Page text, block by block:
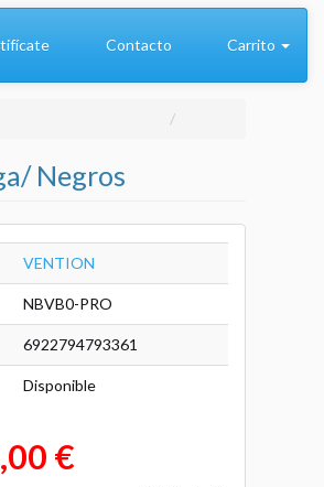
Contacto Carrito
Negros
VENTION
NBVB0-PRO
6922794793361
Disponible
€